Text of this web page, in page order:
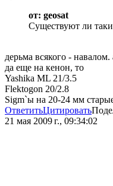
от: geosat
Существуют ли
дерьма всякого -
да еще на кенон, то
Yashika ML 21/3.5
Flektogon 20/2.8
Sigm`ы на 20-24 мм
ОтветитьЦитировать
21 мая 2009 г., 09:34:02